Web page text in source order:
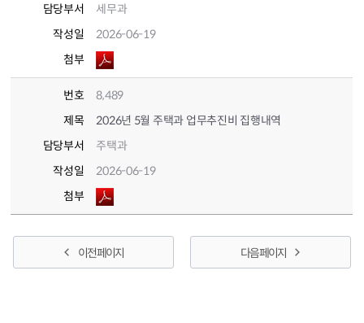
담당부서
세무과
작성일
2026-06-19
첨부
번호
8,489
제목
2026년 5월 주택과 업무추진비 집행내역
담당부서
주택과
작성일
2026-06-19
첨부
이전 페이지 다음 페이지